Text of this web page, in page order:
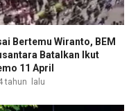
Bertemu Wiranto, BEM
Batalkan Ikut
11 April
tahun lalu